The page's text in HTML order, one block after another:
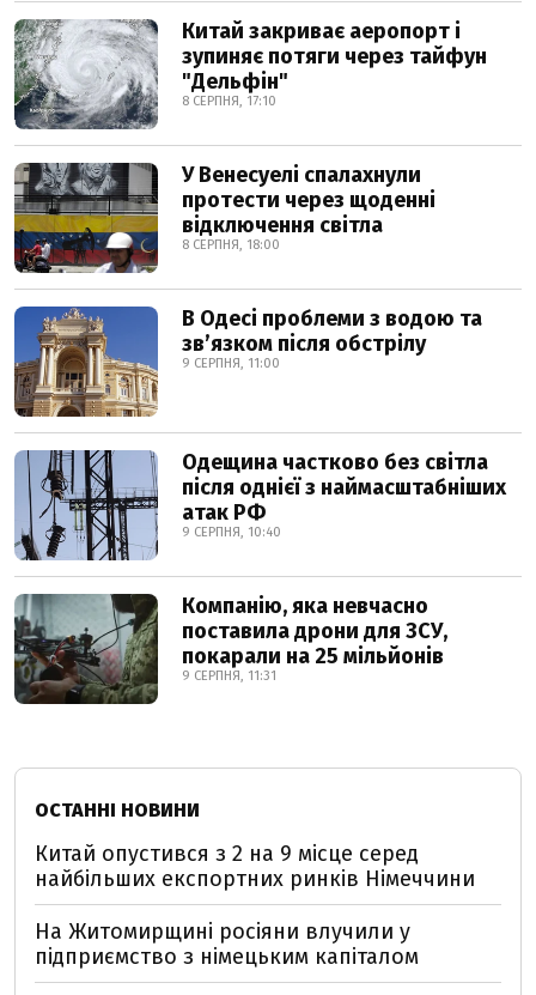
Китай закриває аеропорт і
зупиняє потяги через тайфун
"Дельфін"
8 СЕРПНЯ, 17:10
У Венесуелі спалахнули
протести через щоденні
відключення світла
8 СЕРПНЯ, 18:00
В Одесі проблеми з водою та
звʼязком після обстрілу
9 СЕРПНЯ, 11:00
Одещина частково без світла
після однієї з наймасштабніших
атак РФ
9 СЕРПНЯ, 10:40
Компанію, яка невчасно
поставила дрони для ЗСУ,
покарали на 25 мільйонів
9 СЕРПНЯ, 11:31
ОСТАННІ НОВИНИ
Китай опустився з 2 на 9 місце серед
найбільших експортних ринків Німеччини
На Житомирщині росіяни влучили у
підприємство з німецьким капіталом